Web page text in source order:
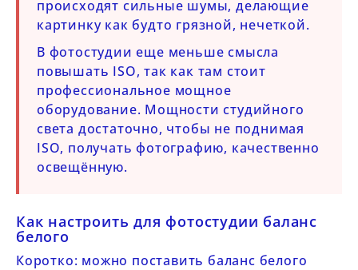
происходят сильные шумы, делающие
картинку как будто грязной, нечеткой.
В фотостудии еще меньше смысла
повышать ISO, так как там стоит
профессиональное мощное
оборудование. Мощности студийного
света достаточно, чтобы не поднимая
ISO, получать фотографию, качественно
освещённую.
Как настроить для фотостудии баланс
белого
Коротко: можно поставить баланс белого